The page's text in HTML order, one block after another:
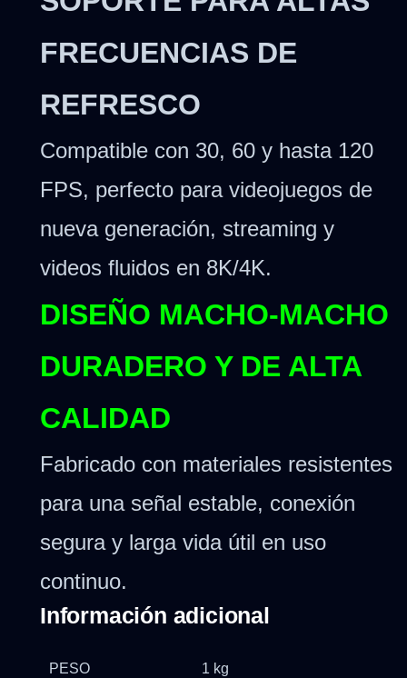
FRECUENCIAS DE
REFRESCO
Compatible con 30, 60 y hasta 120
FPS, perfecto para videojuegos de
nueva generación, streaming y
videos fluidos en 8K/4K.
DISEÑO MACHO-MACHO
DURADERO Y DE ALTA
CALIDAD
Fabricado con materiales resistentes
para una señal estable, conexión
segura y larga vida útil en uso
continuo.
Información adicional
PESO 1 kg